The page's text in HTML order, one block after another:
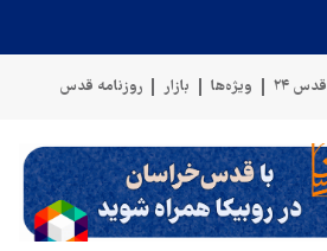
قدس ۲۴ ویژه‌ها بازار روزنامه قدس
سخنگوی نیروهای مسلح یمن: کشتی نفتی